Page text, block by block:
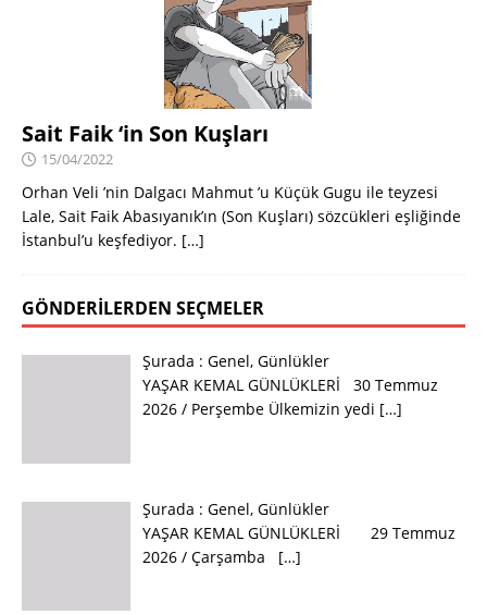
Sait Faik ‘in Son Kuşları
15/04/2022
Orhan Veli ’nin Dalgacı Mahmut ’u Küçük Gugu ile teyzesi
Lale, Sait Faik Abasıyanık’ın (Son Kuşları) sözcükleri eşliğinde
İstanbul’u keşfediyor. […]
GÖNDERILERDEN SEÇMELER
Şurada : Genel, Günlükler
YAŞAR KEMAL GÜNLÜKLERİ 30 Temmuz
2026 / Perşembe Ülkemizin yedi […]
Şurada : Genel, Günlükler
YAŞAR KEMAL GÜNLÜKLERİ 29 Temmuz
2026 / Çarşamba […]